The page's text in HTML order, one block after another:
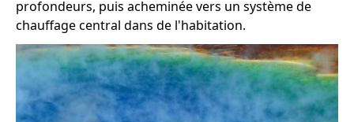
profondeurs, puis acheminée vers un système de
chauffage central dans de l'habitation.